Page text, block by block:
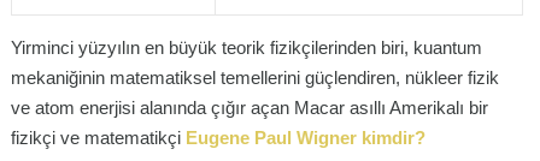
Yirminci yüzyılın en büyük teorik fizikçilerinden biri, kuantum
mekaniğinin matematiksel temellerini güçlendiren, nükleer fizik
ve atom enerjisi alanında çığır açan Macar asıllı Amerikalı bir
fizikçi ve matematikçi Eugene Paul Wigner kimdir?